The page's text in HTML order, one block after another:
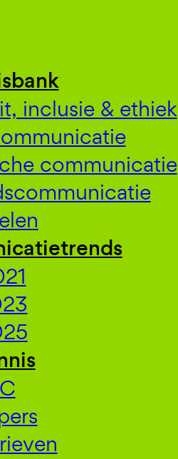
inclusie & ethiek
communicatie